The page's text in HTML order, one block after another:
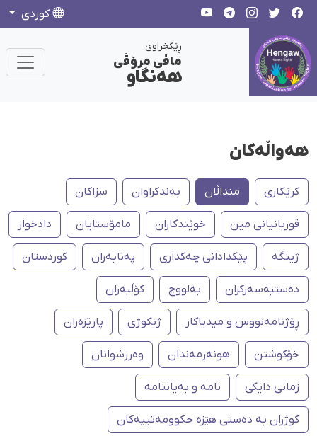
كوردی
ڕێکخراوی
مافی مرۆڤی
هەنگاو
هەواڵەکان
کرێکاری منداڵان بەندکراوان سزاکان
قوربانیانی مین خوێندکاران مامۆستایان دادخواز
ژینگە پێکدادانی چەکداری پەنابەران کوردستان
دەستبەسەرکران بەلووچ كۆڵبەران
ڕۆژنامەنووس و میدیاکار ژنکوژی پارێزەران
خۆکوشتن هونەرمەندان وەرزشوانان
زمانی دایکی نامە و بەیاننامە
کوژران بە دەستی هێزە حکوومەتییەکان